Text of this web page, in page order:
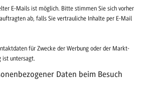
E-Mails ist möglich. Bitte stimmen Sie sich vorher
ab, falls Sie vertrauliche Inhalte per E-Mail
für Zwecke der Werbung oder der Markt-
ist untersagt.
Daten beim Besuch